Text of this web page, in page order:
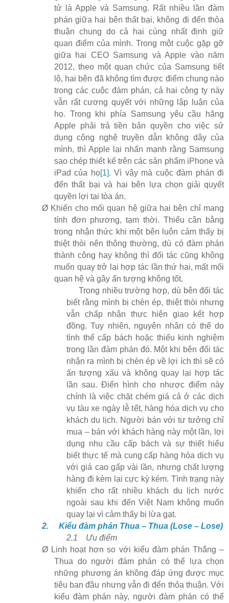
tử là Apple và Samsung. Rất nhiều lần đàm
phán giữa hai bên thất bại, không đi đến thỏa
thuận chung do cả hai cùng nhất định giữ
quan điểm của mình. Trong một cuộc gặp gỡ
giữa hai CEO Samsung và Apple vào năm
2012, theo một quan chức của Samsung tiết
lộ, hai bên đã không tìm được điểm chung nào
trong các cuộc đàm phán, cả hai công ty này
vẫn rất cương quyết với những lập luận của
họ. Trong khi phía Samsung yêu cầu hãng
Apple phải trả tiền bản quyền cho việc sử
dụng công nghệ truyền dẫn không dây của
mình, thì Apple lại nhấn mạnh rằng Samsung
sao chép thiết kế trên các sản phẩm iPhone và
iPad của họ[1]. Vì vậy mà cuộc đàm phán đi
đến thất bại và hai bên lựa chọn giải quyết
quyền lợi tại tòa án.
Ø Khiến cho mối quan hệ giữa hai bên chỉ mang
tính đơn phương, tạm thời. Thiếu cân bằng
trong nhận thức khi một bên luôn cảm thấy bị
thiệt thòi nên thông thường, dù có đàm phán
thành công hay không thì đối tác cũng không
muốn quay trở lại hợp tác lần thứ hai, mất mối
quan hệ và gây ấn tượng không tốt.
Trong nhiều trường hợp, dù bên đối tác
biết rằng mình bị chèn ép, thiệt thòi nhưng
vẫn chấp nhận thực hiện giao kết hợp
đồng. Tuy nhiên, nguyên nhân có thể do
tình thế cấp bách hoặc thiếu kinh nghiệm
trong lần đàm phán đó. Một khi bên đối tác
nhận ra mình bị chèn ép về lợi ích thì sẽ có
ấn tượng xấu và không quay lại hợp tác
lần sau. Điển hình cho nhược điểm này
chính là việc chặt chém giá cả ở các dịch
vụ tàu xe ngày lễ tết, hàng hóa dịch vụ cho
khách du lịch. Người bán với tư tưởng chỉ
mua – bán với khách hàng này một lần, lợi
dụng nhu cầu cấp bách và sự thiết hiểu
biết thực tế mà cung cấp hàng hóa dịch vụ
với giá cao gấp vài lần, nhưng chất lượng
hàng đi kèm lại cực kỳ kém. Tình trạng này
khiến cho rất nhiều khách du lịch nước
ngoài sau khi đến Việt Nam không muốn
quay lại vì cảm thấy bị lừa gạt.
2.
Kiểu đàm phán Thua – Thua (Lose – Lose)
2.1
Ưu điểm
Ø Linh hoạt hơn so với kiểu đàm phán Thắng –
Thua do người đám phán có thể lựa chọn
những phương án không đáp ứng được mục
tiêu ban đầu nhưng vẫn đi đến thỏa thuận. Với
kiểu đàm phán này, người đàm phán có thể